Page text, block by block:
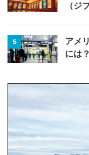
（ジ
5
アメ
には？